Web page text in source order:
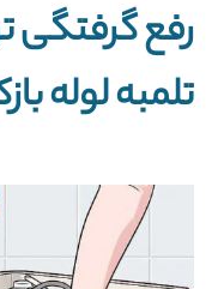
رفع گرفتگی
تلمبه لوله